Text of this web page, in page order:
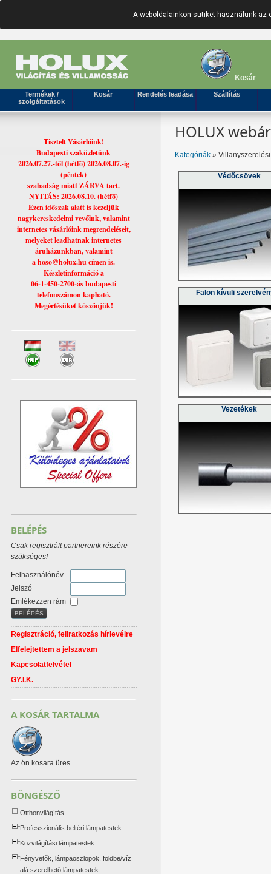
A weboldalainkon sütiket használunk
Kosár
Termékek /
szolgáltatások
Kosár Rendelés leadása Szállítás
HOLUX
Kategóriák»
Védőcsövek
Falon kívüli
Vezetékek
Tisztelt Vásárlóink!
Budapesti szaküzletünk
2026.07.27.-től (hétfő) 2026.08.07.-ig
(péntek)
szabadság miatt ZÁRVA tart.
NYITÁS: 2026.08.10. (hétfő)
Ezen időszak alatt is kezeljük
nagykereskedelmi vevőink, valamint
internetes vásárlóink megrendeléseit,
melyeket leadhatnak internetes
áruházunkban, valamint
a hoso@holux.hu címen is.
Készletinformáció a
06-1-450-2700-ás budapesti
telefonszámon kapható.
Megértésüket köszönjük!
BELÉPÉS
Csak regisztrált partnereink részére
szükséges!
Felhasználónév
Jelszó
Emlékezzen rám
Regisztráció, feliratkozás hírlevélre
Elfelejtettem a jelszavam
Kapcsolatfelvétel
GY.I.K.
A KOSÁR TARTALMA
Az ön kosara üres
BÖNGÉSZŐ
Otthonvilágítás
Professzionális beltéri lámpatestek
Közvilágítási lámpatestek
Fényvetők, lámpaoszlopok, földbe/víz
alá szerelhető lámpatestek